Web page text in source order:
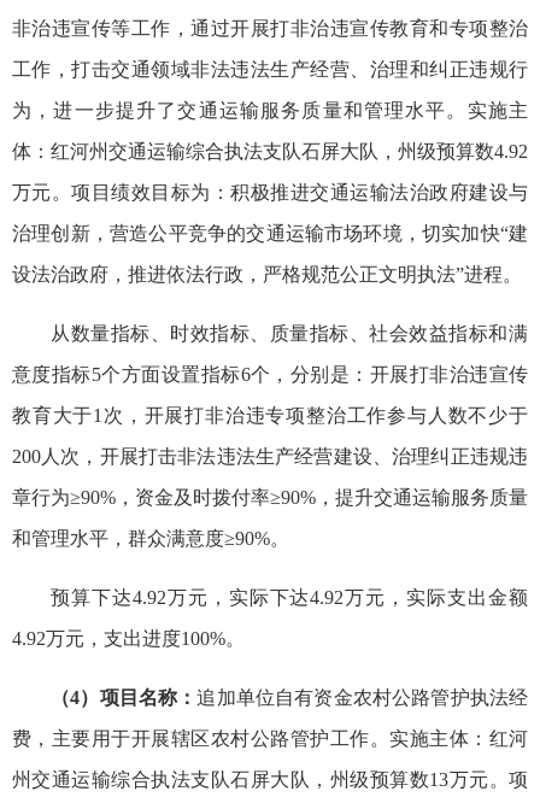
非治违宣传等工作，通过开展打非治违宣传教育和专项整治
工作，打击交通领域非法违法生产经营、治理和纠正违规行
为，进一步提升了交通运输服务质量和管理水平。实施主
体：红河州交通运输综合执法支队石屏大队，州级预算数4.92
万元。项目绩效目标为：积极推进交通运输法治政府建设与
治理创新，营造公平竞争的交通运输市场环境，切实加快“建
设法治政府，推进依法行政，严格规范公正文明执法”进程。
从数量指标、时效指标、质量指标、社会效益指标和满
意度指标5个方面设置指标6个，分别是：开展打非治违宣传
教育大于1次，开展打非治违专项整治工作参与人数不少于
200人次，开展打击非法违法生产经营建设、治理纠正违规违
章行为≥90%，资金及时拨付率≥90%，提升交通运输服务质量
和管理水平，群众满意度≥90%。
预算下达4.92万元，实际下达4.92万元，实际支出金额
4.92万元，支出进度100%。
（4）项目名称：追加单位自有资金农村公路管护执法经
费，主要用于开展辖区农村公路管护工作。实施主体：红河
州交通运输综合执法支队石屏大队，州级预算数13万元。项